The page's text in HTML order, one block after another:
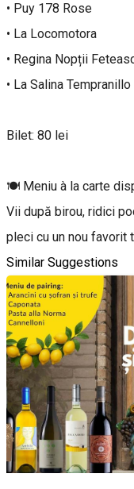
• Puy 178 Rose
• La Locomotora
• Regina Nopții
• La Salina Tempranillo
Bilet: 80 lei
🍽 Meniu à la carte
Vii după birou, ridici
pleci cu un nou favorit
Similar Suggestions